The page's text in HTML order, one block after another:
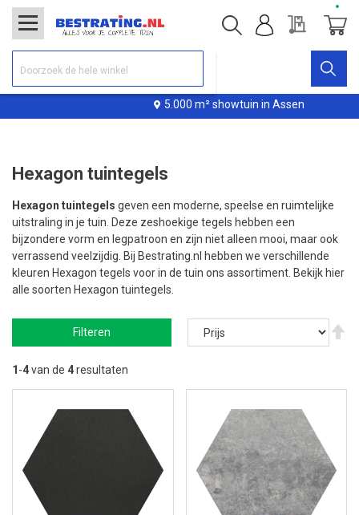
5.000 m² showtuin in Assen
Offerte
Hexagon tuintegels
Hexagon tuintegels geven een moderne, speelse en ruimtelijke
uitstraling in je tuin. Deze zeshoekige tegels hebben een
bijzondere vorm en legpatroon en zijn niet alleen mooi, maar ook
verrassend veelzijdig. Bij Bestrating.nl hebben we verschillende
kleuren Hexagon tegels voor in de tuin ons assortiment. Bekijk hier
alle soorten Hexagon tuintegels.
Filteren
1 -4van de 4resultaten